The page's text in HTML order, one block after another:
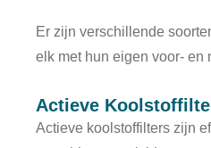
Er zijn verschillende
elk met hun eigen voor- en
Actieve
Actieve koolstoffilters zijn